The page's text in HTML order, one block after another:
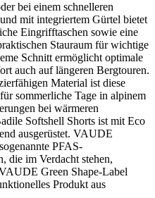
bei einem schnelleren
mit integriertem Gürtel bietet
Eingrifftaschen sowie eine
Stauraum für wichtige
Schnitt ermöglicht optimale
auch auf längeren Bergtouren.
Material ist diese
sommerliche Tage in alpinem
bei wärmeren
Softshell Shorts ist mit Eco
ausgerüstet. VAUDE
PFAS-
die im Verdacht stehen,
Green Shape-Label
Produkt aus